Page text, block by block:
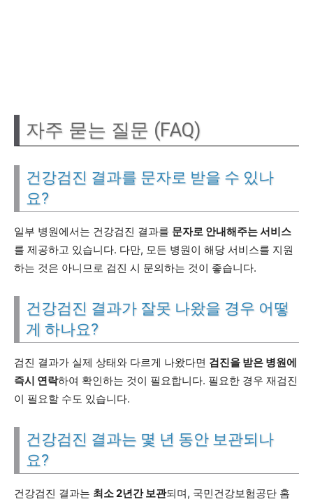
자주 묻는 질문 (FAQ)
건강검진 결과를 문자로 받을 수 있나
요?
일부 병원에서는 건강검진 결과를 문자로 안내해주는 서비스
를 제공하고 있습니다. 다만, 모든 병원이 해당 서비스를 지원
하는 것은 아니므로 검진 시 문의하는 것이 좋습니다.
건강검진 결과가 잘못 나왔을 경우 어떻
게 하나요?
검진 결과가 실제 상태와 다르게 나왔다면 검진을 받은 병원에
즉시 연락하여 확인하는 것이 필요합니다. 필요한 경우 재검진
이 필요할 수도 있습니다.
건강검진 결과는 몇 년 동안 보관되나
요?
건강검진 결과는 최소 2년간 보관되며, 국민건강보험공단 홈